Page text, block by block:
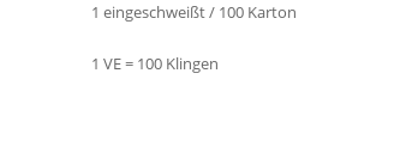
1 eingeschweißt / 100 Karton
1 VE = 100 Klingen